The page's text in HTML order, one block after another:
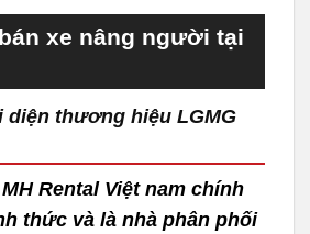
xe nâng người tại
diện thương hiệu LGMG
Rental Việt nam chính
thức và là nhà phân phối